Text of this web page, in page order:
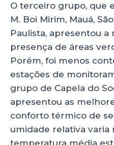
O terceiro grupo, que
M. Boi Mirim, Mauá,
Paulista, apresentou a
presença de áreas
Porém, foi menos
estações de
grupo de Capela do
apresentou as
conforto térmico de
umidade relativa varia
temperatura média